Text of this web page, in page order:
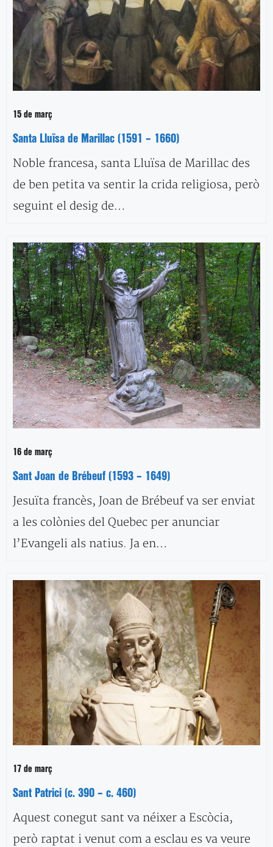
15 de març
Santa Lluïsa de Marillac (1591 – 1660)
Noble francesa, santa Lluïsa de Marillac des
de ben petita va sentir la crida religiosa, però
seguint el desig de…
16 de març
Sant Joan de Brébeuf (1593 – 1649)
Jesuïta francès, Joan de Brébeuf va ser enviat
a les colònies del Quebec per anunciar
l’Evangeli als natius. Ja en…
17 de març
Sant Patrici (c. 390 – c. 460)
Aquest conegut sant va néixer a Escòcia,
però raptat i venut com a esclau es va veure